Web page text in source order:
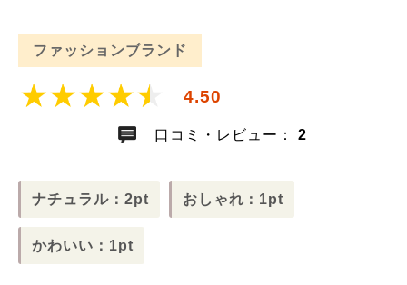
ファッションブランド
4.50
口コミ・レビュー： 2
ナチュラル：2pt おしゃれ：1pt
かわいい：1pt